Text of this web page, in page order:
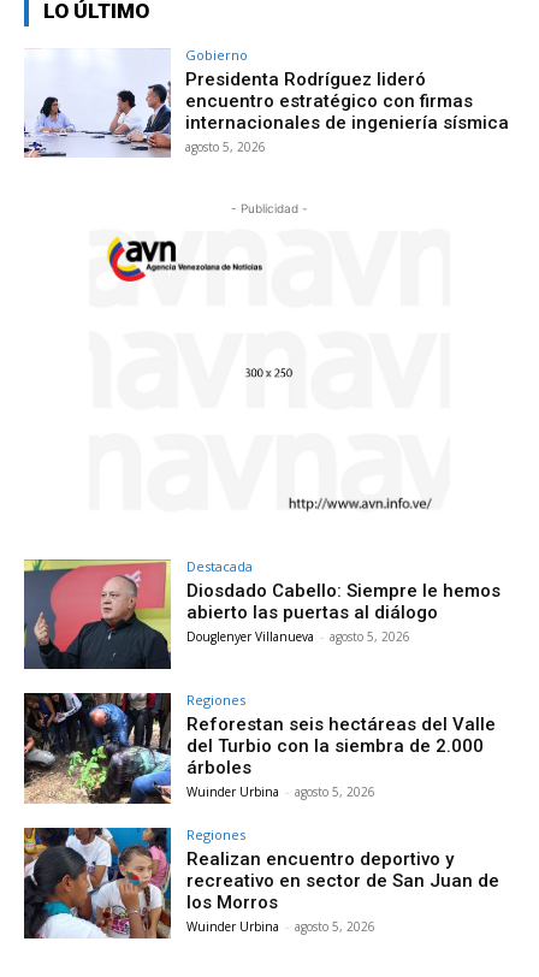
LO ÚLTIMO
Gobierno
Presidenta Rodríguez lideró
encuentro estratégico con firmas
internacionales de ingeniería sísmica
agosto 5, 2026
- Publicidad -
Destacada
Diosdado Cabello: Siempre le hemos
abierto las puertas al diálogo
Douglenyer Villanueva - agosto 5, 2026
Regiones
Reforestan seis hectáreas del Valle
del Turbio con la siembra de 2.000
árboles
Wuinder Urbina - agosto 5, 2026
Regiones
Realizan encuentro deportivo y
recreativo en sector de San Juan de
los Morros
Wuinder Urbina - agosto 5, 2026